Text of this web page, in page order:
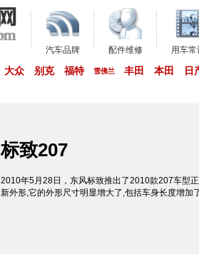
汽车品牌 配件维修 用车常
大众 别克 福特 雪佛兰 丰田 本田 日
标致207
2010年5月28日，东风标致推出了2010款207车型
新外形,它的外形尺寸明显增大了,包括车身长度增